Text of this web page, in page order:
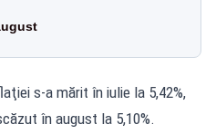
s-a mărit în iulie la 5,42%,
în august la 5,10%.